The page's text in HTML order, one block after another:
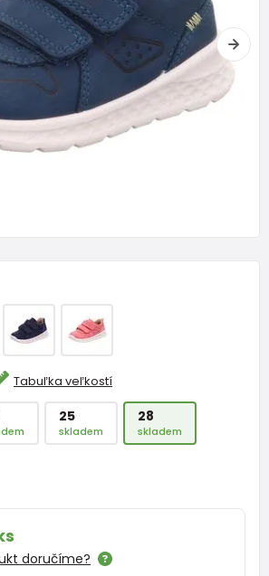
Tabuľka veľkostí
25
skladem
28
skladem
doručíme?